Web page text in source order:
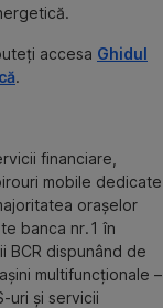
accesa Ghidul
.
financiare,
mobile dedicate
orașelor
banca nr.1 în
BCR dispunând de
multifuncționale –
uri și servicii